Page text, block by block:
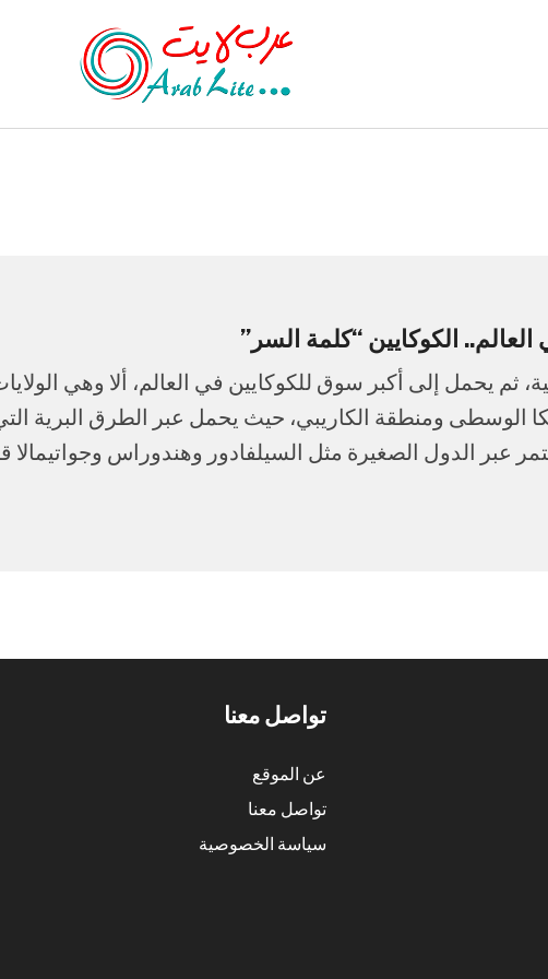
الكوكايين “كلمة السر”
ثم يحمل إلى أكبر سوق للكوكايين في العالم، ألا وهي
الوسطى ومنطقة الكاريبي، حيث يحمل عبر الطرق البرية
عبر الدول الصغيرة مثل السيلفادور وهندوراس وجواتيمالا
تواصل معنا
عن الموقع
تواصل معنا
سياسة الخصوصية